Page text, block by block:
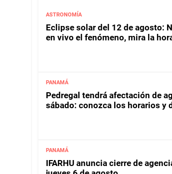
ASTRONOMÍA
Eclipse solar del 12 de agosto:
en vivo el fenómeno, mira la
PANAMÁ
Pedregal tendrá afectación de
sábado: conozca los horarios y
PANAMÁ
IFARHU anuncia cierre de